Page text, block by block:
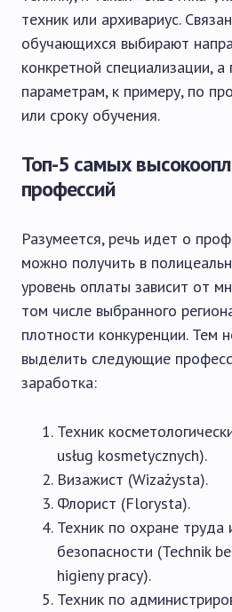
техник или архивариус.
обучающихся выбирают
конкретной специализации, а
параметрам, к примеру, по
или сроку обучения.
Топ-5 самых
профессий
Разумеется, речь идет о
можно получить в
уровень оплаты зависит от
том числе выбранного
плотности конкуренции. Тем
выделить следующие
заработка:
Техник
usług kosmetycznych).
Визажист (Wizażysta).
Флорист (Florysta).
Техник по охране труда
безопасности (Technik
higieny pracy).
Техник по